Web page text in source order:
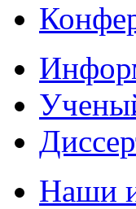
Наши